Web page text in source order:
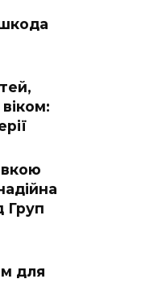
віком:
Груп
для